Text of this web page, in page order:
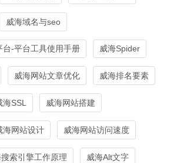
威海域名与seo
台-平台工具使用手册 威海Spider
威海网站文章优化 威海排名要素
海SSL 威海网站搭建
海网站设计 威海网站访问速度
索引擎工作原理 威海Alt文字